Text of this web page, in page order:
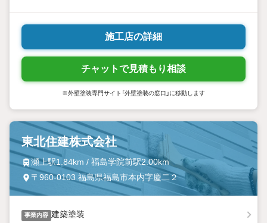
施工店の詳細
チャットで見積もり相談
※外壁塗装専門サイト「外壁塗装の窓口」に移動します
東北住建株式会社
瀬上駅1.84km / 福島学院前駅2.00km
〒960-0103 福島県福島市本内字慶二２
事業内容 建築塗装